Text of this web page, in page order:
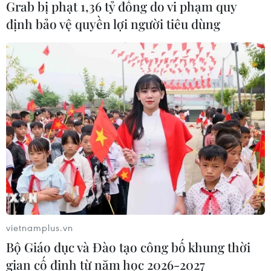
công
06/08/2026 04:37
Iran và Oman đạt thỏa thuận về
tuyến vận tải qua eo biển Hormuz
06/08/2026 04:36
Từ hạt nhân đến eo biển
Hormuz: Đòn bẩy chiến lược mới của
Iran
06/08/2026 04:36
Xung đột Hamas-Israel: Israel chưa
chấp thuận kế hoạch về Dải Gaza
Grab bị phạt 1,36 tỷ đồng do vi phạm quy
định bảo vệ quyền lợi người tiêu dùng
vietnamplus.vn
Bộ Giáo dục và Đào tạo công bố khung thời
gian cố định từ năm học 2026-2027